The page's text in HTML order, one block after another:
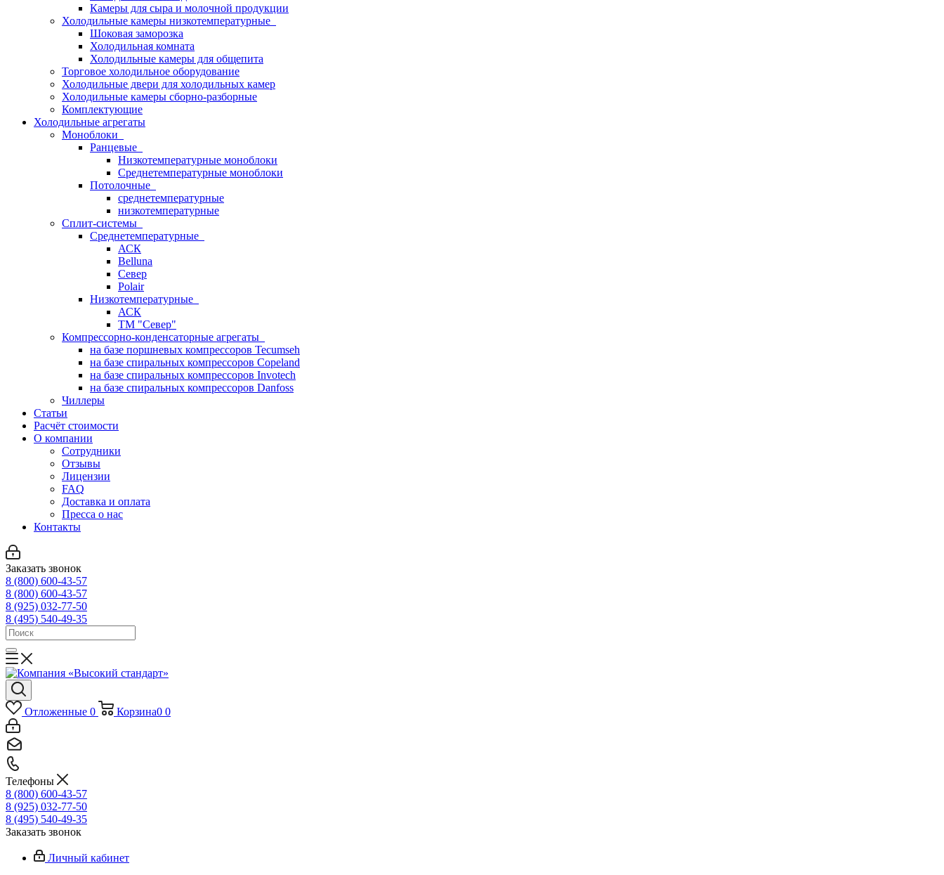
Камеры для сыра и молочной продукции
Холодильные камеры низкотемпературные
Шоковая заморозка
Холодильная комната
Холодильные камеры для общепита
Торговое холодильное оборудование
Холодильные двери для холодильных камер
Холодильные камеры сборно-разборные
Комплектующие
Холодильные агрегаты
Моноблоки
Ранцевые
Низкотемпературные моноблоки
Среднетемпературные моноблоки
Потолочные
среднетемпературные
низкотемпературные
Сплит-системы
Среднетемпературные
АСК
Belluna
Север
Polair
Низкотемпературные
АСК
ТМ "Север"
Компрессорно-конденсаторные агрегаты
на базе поршневых компрессоров Tecumseh
на базе спиральных компрессоров Copeland
на базе спиральных компрессоров Invotech
на базе спиральных компрессоров Danfoss
Чиллеры
Статьи
Расчёт стоимости
О компании
Сотрудники
Отзывы
Лицензии
FAQ
Доставка и оплата
Пресса о нас
Контакты
Заказать звонок
8 (800) 600-43-57
8 (800) 600-43-57
8 (925) 032-77-50
8 (495) 540-49-35
Отложенные 0 Корзина0 0
Телефоны
8 (800) 600-43-57
8 (925) 032-77-50
8 (495) 540-49-35
Заказать звонок
Личный кабинет